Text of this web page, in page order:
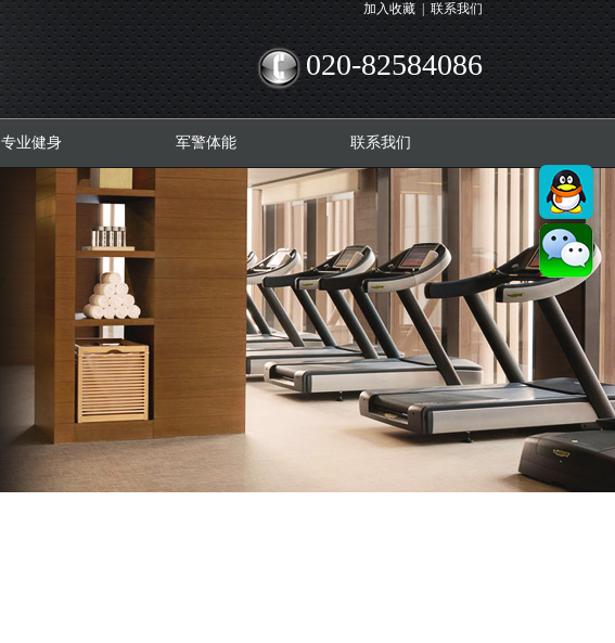
加入收藏 | 联系我们
020-82584086
专业健身 军警体能 联系我们